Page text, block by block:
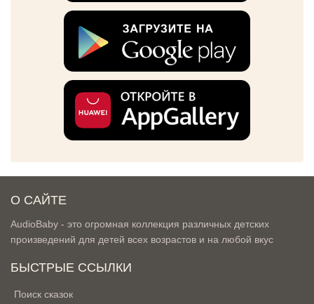
О САЙТЕ
AudioBaby - это огромная коллекция различных детских
произведений для детей всех возрастов и на любой вкус
БЫСТРЫЕ ССЫЛКИ
Поиск сказок